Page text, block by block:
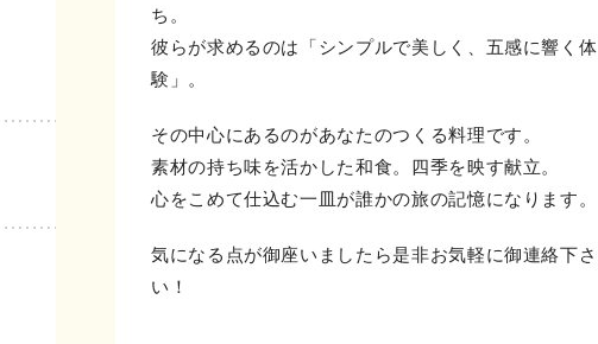
ち。
彼らが求めるのは「シンプルで美しく、五感に響く体
験」。
その中心にあるのがあなたのつくる料理です。
素材の持ち味を活かした和食。四季を映す献立。
心をこめて仕込む一皿が誰かの旅の記憶になります。
気になる点が御座いましたら是非お気軽に御連絡下さ
い！